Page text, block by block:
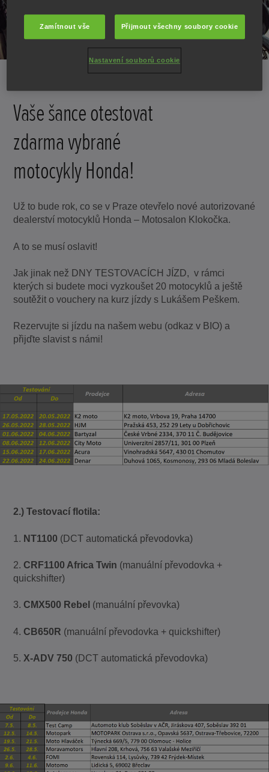
Vaše šance otestovat
zdarma vybrané
motocykly Honda!
Už to bude rok, co se v Praze otevřelo nové autorizované
dealerství motocyklů Honda – Motosalon Klokočka.
A to se musí oslavit!
Jak jinak než DNY TESTOVACÍCH JÍZD, v rámci
kterých si budete moci vyzkoušet 20 motocyklů a ještě
soutěžit o vouchery na kurz jízdy s Lukášem Peškem.
Rezervujte si jízdu na našem webu (odkaz v BIO) a
přijďte slavist s námi!
2.) Testovací flotila:
1. NT1100 (DCT automatická převodovka)
2.CRF1100 Africa Twin (manuální převodovka +
quickshifter)
3.CMX500 Rebel (manuální převovka)
4.CB650R (manuální převodovka + quickshifter)
5. X-ADV 750 (DCT automatická převodovka)
Zamítnout vše Přijmout všechny soubory cookie
Nastavení souborů cookie